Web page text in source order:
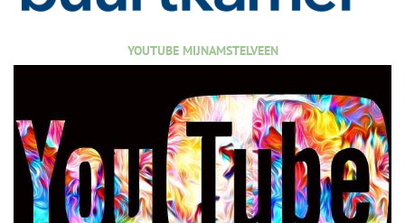
YOUTUBE MIJNAMSTELVEEN